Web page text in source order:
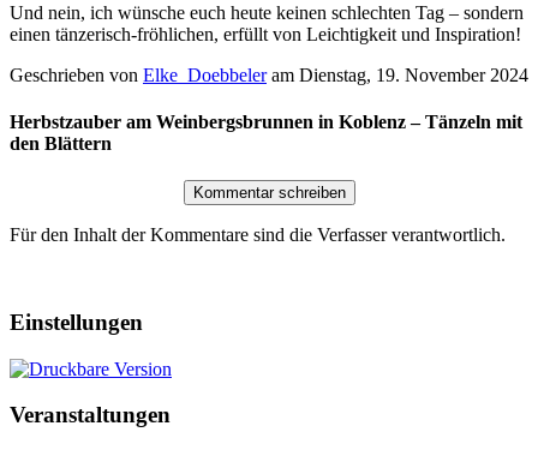
Und nein, ich wünsche euch heute keinen schlechten Tag – sondern
einen tänzerisch-fröhlichen, erfüllt von Leichtigkeit und Inspiration!
Geschrieben von Elke_Doebbeler am Dienstag, 19. November 2024
Herbstzauber am Weinbergsbrunnen in Koblenz – Tänzeln mit
den Blättern
Für den Inhalt der Kommentare sind die Verfasser verantwortlich.
Einstellungen
Veranstaltungen